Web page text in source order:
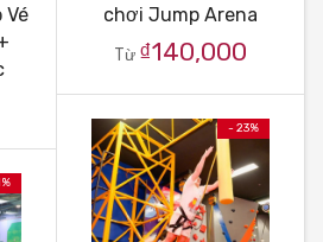
Vé
chơi Jump Arena
Từ ₫140,000
- 23%